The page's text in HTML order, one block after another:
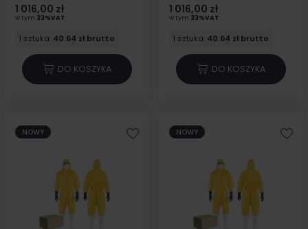
1 016,00 zł
w tym 23%VAT
1 sztuka: 40.64 zł brutto
DO KOSZYKA
1 016,00 zł
w tym 23%VAT
1 sztuka: 40.64 zł brutto
DO KOSZYKA
NOWY NOWY